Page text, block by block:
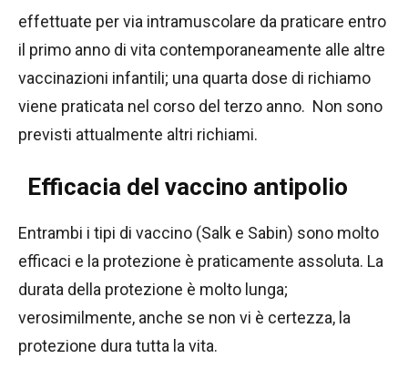
effettuate per via intramuscolare da praticare entro
il primo anno di vita contemporaneamente alle altre
vaccinazioni infantili; una quarta dose di richiamo
viene praticata nel corso del terzo anno. Non sono
previsti attualmente altri richiami.
Efficacia del vaccino antipolio
Entrambi i tipi di vaccino (Salk e Sabin) sono molto
efficaci e la protezione è praticamente assoluta. La
durata della protezione è molto lunga;
verosimilmente, anche se non vi è certezza, la
protezione dura tutta la vita.